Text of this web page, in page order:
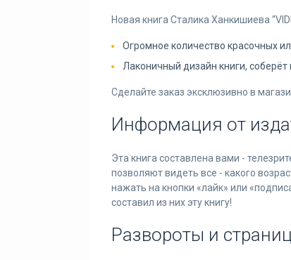
Новая книга Сталика Ханкишиева
Огромное количество красочных
Лаконичный дизайн книги, соберёт
Сделайте заказ эксклюзивно в
Информация от
Эта книга составлена вами -
позволяют видеть все - какого
нажать на кнопки «лайк» или
составил из них эту книгу!
Развороты и